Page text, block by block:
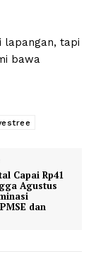
lapangan, tapi
bawa
Capai Rp41
Agustus
dan